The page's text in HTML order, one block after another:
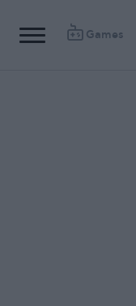
Games